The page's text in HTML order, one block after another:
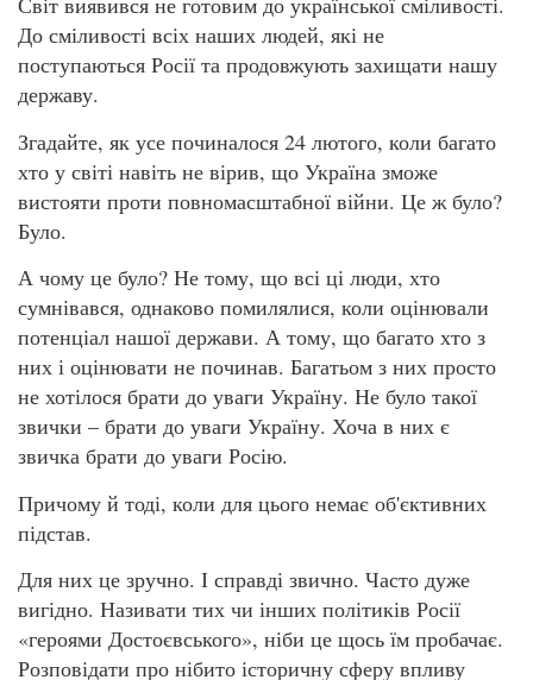
До сміливості всіх наших людей, які не
поступаються Росії та продовжують захищати нашу
державу.
Згадайте, як усе починалося 24 лютого, коли багато
хто у світі навіть не вірив, що Україна зможе
вистояти проти повномасштабної війни. Це ж було?
Було.
А чому це було? Не тому, що всі ці люди, хто
сумнівався, однаково помилялися, коли оцінювали
потенціал нашої держави. А тому, що багато хто з
них і оцінювати не починав. Багатьом з них просто
не хотілося брати до уваги Україну. Не було такої
звички – брати до уваги Україну. Хоча в них є
звичка брати до уваги Росію.
Причому й тоді, коли для цього немає об'єктивних
підстав.
Для них це зручно. І справді звично. Часто дуже
вигідно. Називати тих чи інших політиків Росії
«героями Достоєвського», ніби це щось їм пробачає.
Розповідати про нібито історичну сферу впливу